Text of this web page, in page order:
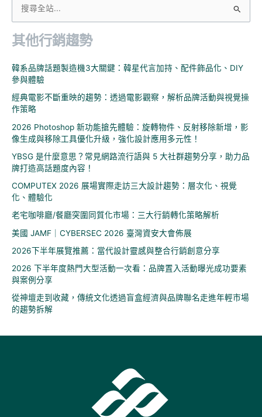
關
字
其他行銷趨勢
韓系品牌話題製造機3大關鍵：韓星代言加持、配件飾品化、DIY
參與體驗
經典電影不斷重映的趨勢：透過電影觀察，解析品牌活動與視覺操
作策略
2026 Photoshop 新功能搶先體驗：旋轉物件、反射移除新增，影
像生成與移除工具優化升級，強化設計應用多元性！
YBSG 是什麼意思？常見網路流行語與 5 大社群趨勢分享，助力品
牌打造高話題度內容！
COMPUTEX 2026 展場實際走訪三大設計趨勢：層次化、視覺
化、體驗化
老宅咖啡廳/餐廳突圍同質化市場：三大行銷轉化策略解析
美國 JAMF｜CYBERSEC 2026 臺灣資安大會佈展
2026下半年展覽推薦：當代設計靈感與整合行銷創意分享
2026 下半年度熱門大型活動一次看：品牌置入活動曝光成功要素
與案例分享
從神壇走到收藏，傳統文化透過盲盒經濟與品牌聯名走進年輕市場
的趨勢拆解